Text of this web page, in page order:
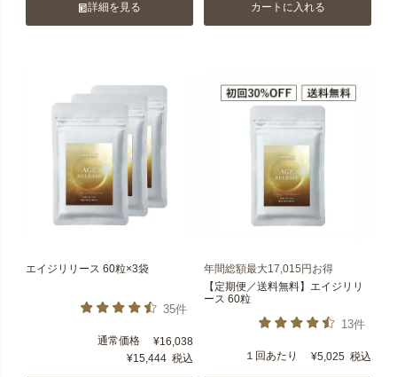
詳細を見る カートに入れる
エイジリリース 60粒×3袋
35件
通常価格 ¥16,038
¥15,444 税込
年間総額最大17,015円お得
【定期便／送料無料】エイジリリ
ース 60粒
13件
１回あたり ¥5,025 税込